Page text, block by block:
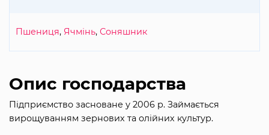
Пшениця, Ячмінь, Соняшник
Опис господарства
Підприємство засноване у 2006 р. Займається
вирощуванням зернових та олійних культур.